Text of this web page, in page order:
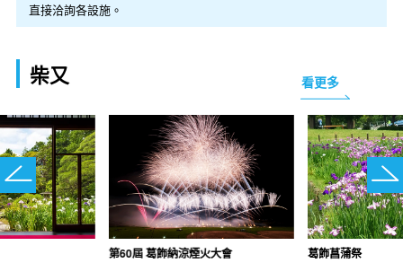
直接洽詢各設施。
柴又 看更多
第60屆 葛飾納涼煙火大會 葛飾菖蒲祭